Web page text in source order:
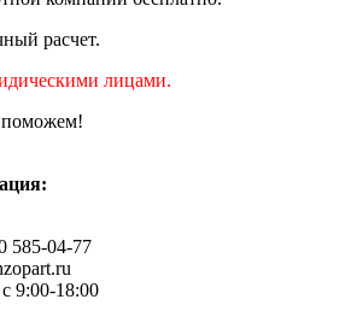
расчет.
лицами.
поможем!
585-04-77
с 9:00-18:00